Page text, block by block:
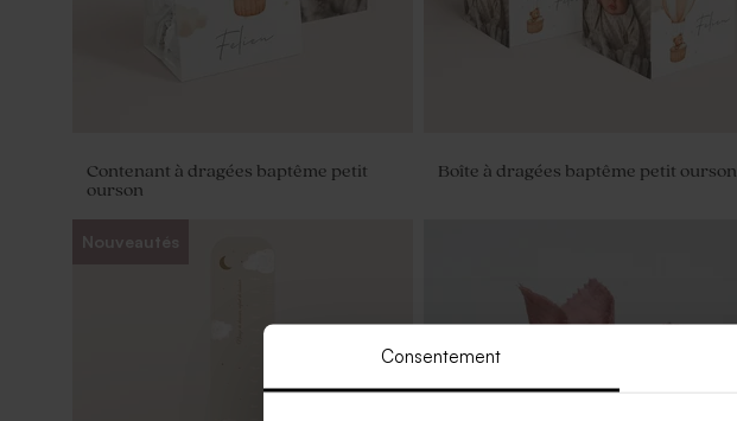
Consentement
Contenant à dragées baptême petit
ourson
Boîte à dragées baptême petit ourson
Nouveautés